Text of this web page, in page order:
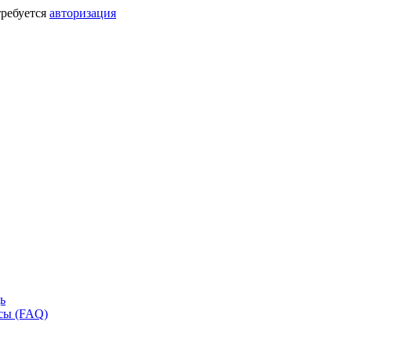
авторизация
(FAQ)